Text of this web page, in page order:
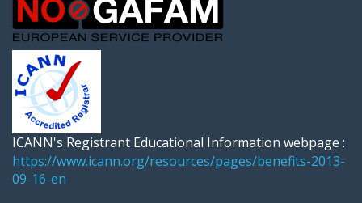
ICANN's Registrant Educational Information webpage :
https://www.icann.org/resources/pages/benefits-2013-
09-16-en